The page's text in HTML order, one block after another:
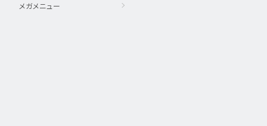
メガメニュー